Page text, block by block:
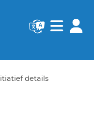
pagina)
Navigatie
details